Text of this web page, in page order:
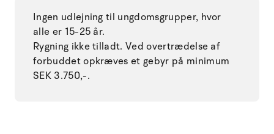
Ingen udlejning til ungdomsgrupper, hvor
alle er 15-25 år.
Rygning ikke tilladt. Ved overtrædelse af
forbuddet opkræves et gebyr på minimum
SEK 3.750,-.